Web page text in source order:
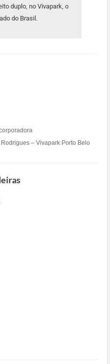
duplo, no Vivapark, o
do Brasil.
– Vivapark Porto Belo